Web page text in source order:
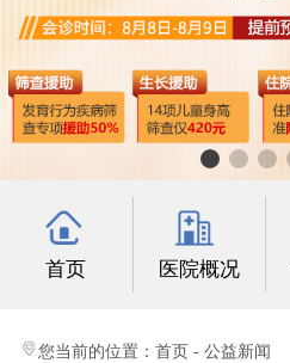
科室导航
行为发育科
小儿内分泌科
首页 医院概况
您当前的位置： 首页 - 公益新闻